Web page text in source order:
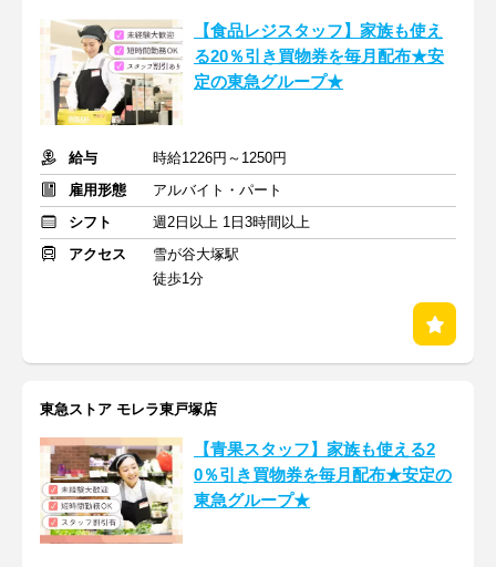
【食品レジスタッフ】家族も使え
る20％引き買物券を毎月配布★安
定の東急グループ★
給与
時給1226円～1250円
雇用形態
アルバイト・パート
シフト
週2日以上 1日3時間以上
アクセス
雪が谷大塚駅
徒歩1分
東急ストア モレラ東戸塚店
【青果スタッフ】家族も使える2
0％引き買物券を毎月配布★安定の
東急グループ★